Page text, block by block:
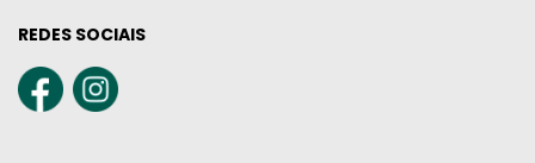
REDES SOCIAIS